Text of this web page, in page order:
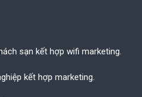
sạn kết hợp wifi marketing.
kết hợp marketing.